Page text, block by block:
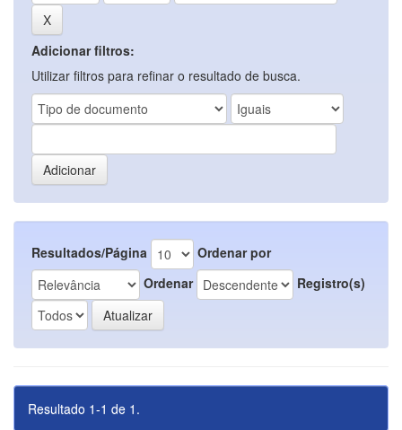
Adicionar filtros:
Utilizar filtros para refinar o resultado de busca.
Resultados/Página
Ordenar por
Ordenar
Registro(s)
Resultado 1-1 de 1.